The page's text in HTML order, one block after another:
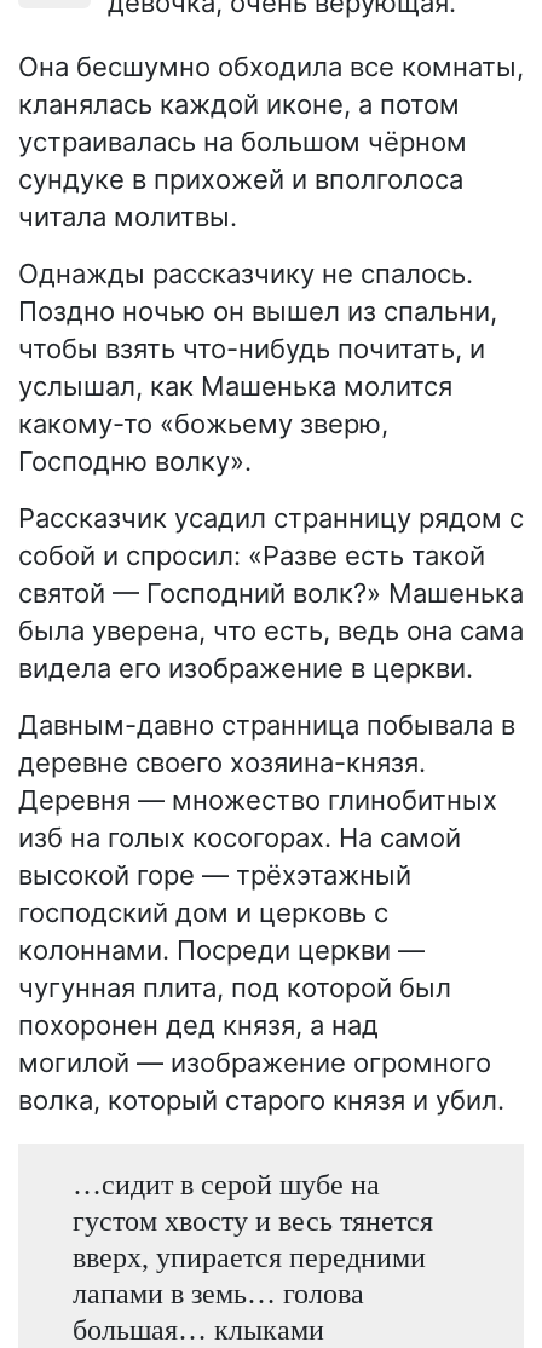
Она бесшумно обходила все комнаты,
кланялась каждой иконе, а потом
устраивалась на большом чёрном
сундуке в прихожей и вполголоса
читала молитвы.
Однажды рассказчику не спалось.
Поздно ночью он вышел из спальни,
чтобы взять что-нибудь почитать, и
услышал, как Машенька молится
какому-то «божьему зверю,
Господню волку».
Рассказчик усадил странницу рядом с
собой и спросил: «Разве есть такой
святой — Господний волк?» Машенька
была уверена, что есть, ведь она сама
видела его изображение в церкви.
Давным-давно странница побывала в
деревне своего хозяина-князя.
Деревня — множество глинобитных
изб на голых косогорах. На самой
высокой горе — трёхэтажный
господский дом и церковь с
колоннами. Посреди церкви —
чугунная плита, под которой был
похоронен дед князя, а над
могилой — изображение огромного
волка, который старого князя и убил.
…сидит в серой шубе на
густом хвосту и весь тянется
вверх, упирается передними
лапами в земь… голова
большая… клыками